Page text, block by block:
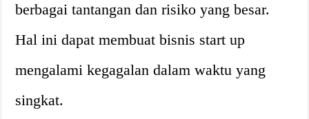
berbagai tantangan dan risiko yang besar.
Hal ini dapat membuat bisnis start up
mengalami kegagalan dalam waktu yang
singkat.